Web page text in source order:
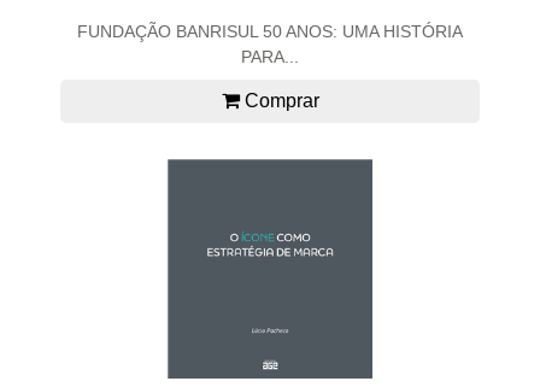
FUNDAÇÃO BANRISUL 50 ANOS: UMA HISTÓRIA
PARA...
Comprar